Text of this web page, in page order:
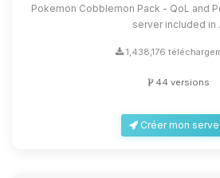
Pokemon Cobblemon Pack - QoL and
server included in
1,438,176
44 versions
Créer mon